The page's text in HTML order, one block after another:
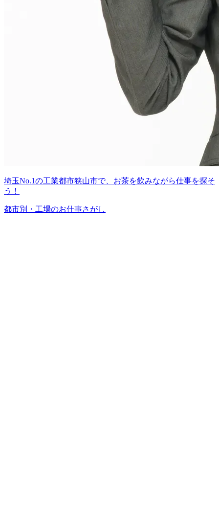
埼玉No.1の工業都市狭山市で、お茶を飲みながら仕事を探そ
う！
都市別・工場のお仕事さがし